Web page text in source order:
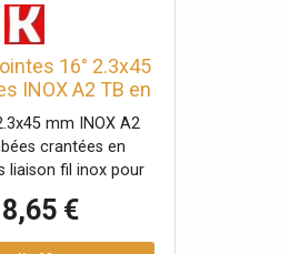
16° 2.3x45
INOX A2 TB en
plats fil inox X
mm INOX A2
crantées en
liaison fil inox pour
€